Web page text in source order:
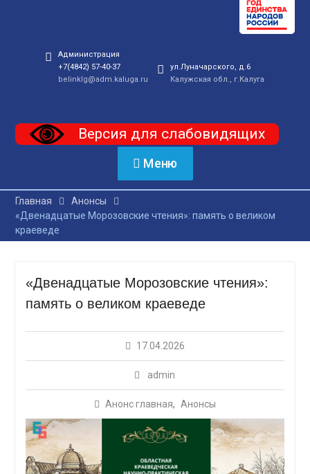
Администрация
+7(4842) 57-40-37
belinklg@adm.kaluga.ru
ул.Луначарского, д.6
Калужская обл., г.Калуга
Версия для слабовидящих
Меню
Главная
Анонсы
«Двенадцатые Морозовские чтения»: память о великом
краеведе
«Двенадцатые Морозовские чтения»:
память о великом краеведе
17.04.2026
admin
Анонс главная, Анонсы